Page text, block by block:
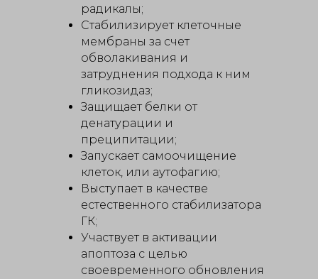
радикалы;
Стабилизирует клеточные
мембраны за счет
обволакивания и
затруднения подхода к ним
гликозидаз;
Защищает белки от
денатурации и
преципитации;
Запускает самоочищение
клеток, или аутофагию;
Выступает в качестве
естественного стабилизатора
ГК;
Участвует в активации
апоптоза с целью
своевременного обновления